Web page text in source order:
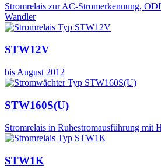
Stromrelais zur AC-Stromerkennung,
Wandler
STW12V
bis August 2012
STW160S(U)
Stromrelais in Ruhestromausführung mit
STW1K